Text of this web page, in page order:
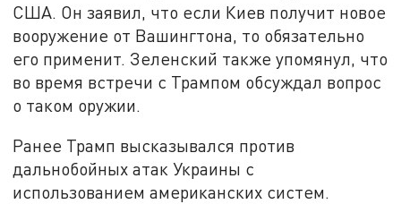
США. Он заявил, что если Киев получит новое
вооружение от Вашингтона, то обязательно
его применит. Зеленский также упомянул, что
во время встречи с Трампом обсуждал вопрос
о таком оружии.
Ранее Трамп высказывался против
дальнобойных атак Украины с
использованием американских систем.